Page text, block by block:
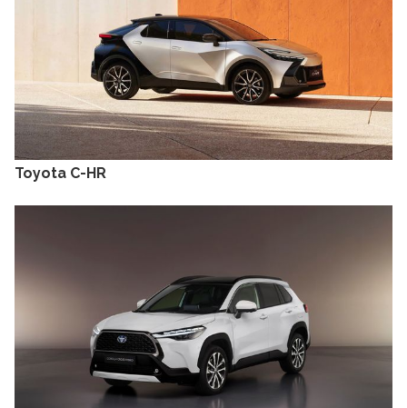
Toyota C-HR